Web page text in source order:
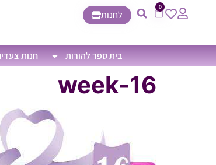
0
לחנות
בית ספר להורות חנות
16-week